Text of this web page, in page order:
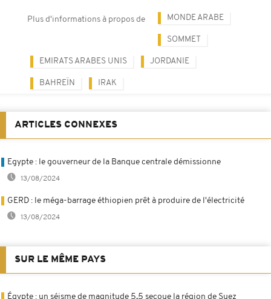
Plus d'informations à propos de MONDE ARABE
SOMMET
EMIRATS ARABES UNIS JORDANIE
BAHREÏN IRAK
ARTICLES CONNEXES
Egypte : le gouverneur de la Banque centrale démissionne
13/08/2024
GERD : le méga-barrage éthiopien prêt à produire de l'électricité
13/08/2024
SUR LE MÊME PAYS
Égypte : un séisme de magnitude 5,5 secoue la région de Suez